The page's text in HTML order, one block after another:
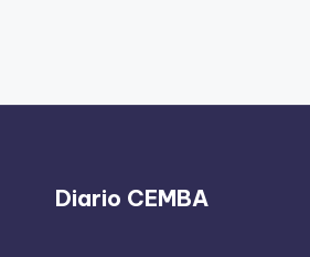
Diario CEMBA